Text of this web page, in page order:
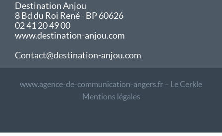
Destination Anjou
8 Bd du Roi René - BP 60626
02 41 20 49 00
www.destination-anjou.com
Contact@destination-anjou.com
www.agence-de-communication-angers.fr – Le Cerkle
Mentions légales